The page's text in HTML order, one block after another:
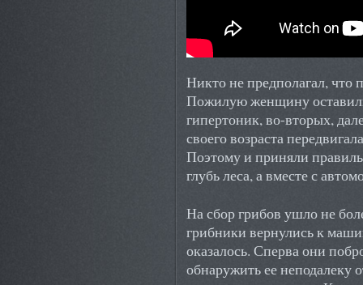
Никто не предполагал, что
Пожилую женщину
гипертоник, во-вторых,
своего возраста
Поэтому и приняли
глубь леса, а вместе с
На сбор грибов ушло не
грибники вернулись к
оказалось. Сперва они
обнаружить ее неподалеку